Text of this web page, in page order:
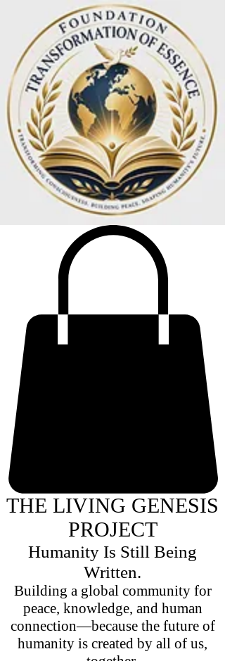
THE LIVING GENESIS
PROJECT
Humanity Is Still Being
Written.
Building a global community for
peace, knowledge, and human
connection—because the future of
humanity is created by all of us,